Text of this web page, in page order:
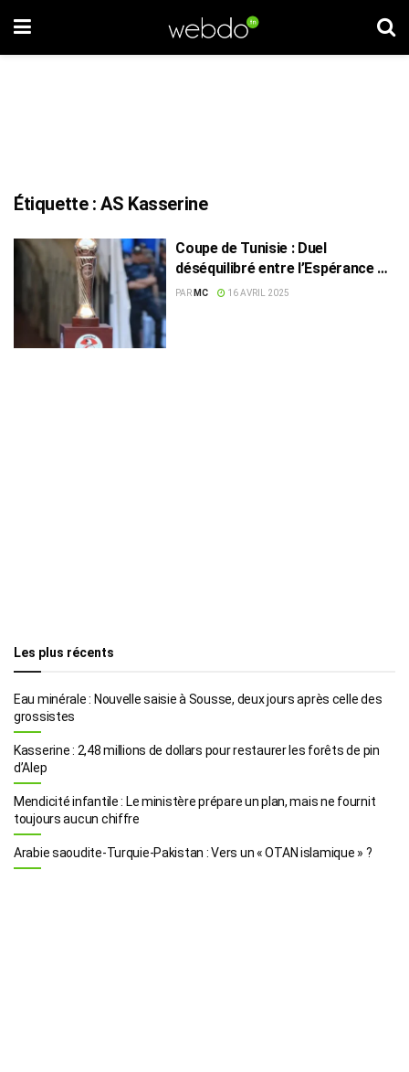
Étiquette :AS Kasserine
Coupe de Tunisie : Duel
déséquilibré entre l’Espérance et
l’AS Kasserine
PAR MC 16 AVRIL 2025
Les plus récents
Eau minérale : Nouvelle saisie à Sousse, deux jours après celle des
grossistes
Kasserine : 2,48 millions de dollars pour restaurer les forêts de pin
d’Alep
Mendicité infantile : Le ministère prépare un plan, mais ne fournit
toujours aucun chiffre
Arabie saoudite-Turquie-Pakistan : Vers un « OTAN islamique » ?